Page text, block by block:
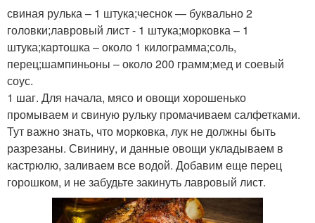
свиная рулька – 1 штука;чеснок — буквально 2
головки;лавровый лист - 1 штука;морковка – 1
штука;картошка – около 1 килограмма;соль,
перец;шампиньоны – около 200 грамм;мед и соевый
соус.
1 шаг. Для начала, мясо и овощи хорошенько
промываем и свиную рульку промачиваем салфетками.
Тут важно знать, что морковка, лук не должны быть
разрезаны. Свинину, и данные овощи укладываем в
кастрюлю, заливаем все водой. Добавим еще перец
горошком, и не забудьте закинуть лавровый лист.